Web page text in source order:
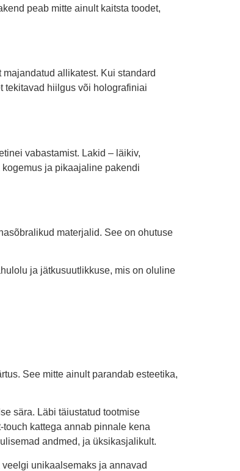
peab mitte ainult kaitsta toodet,
allikatest. Kui standard
tekitavad hiilgus või holografiniai
vabastamist. Lakid – läikiv,
ja pikaajaline pakendi
materjalid. See on ohutuse
ja jätkusuutlikkuse, mis on oluline
See mitte ainult parandab esteetika,
sära. Läbi täiustatud tootmise
kattega annab pinnale kena
andmed, ja üksikasjalikult.
unikaalsemaks ja annavad